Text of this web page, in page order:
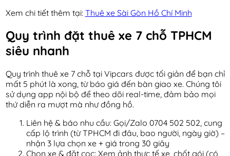
Xem chi tiết thêm tại: Thuê xe Sài Gòn Hồ Chí Minh
Quy trình đặt thuê xe 7 chỗ TPHCM
siêu nhanh
Quy trình thuê xe 7 chỗ tại Vipcars được tối giản để bạn chỉ
mất 5 phút là xong, từ báo giá đến bàn giao xe. Chúng tôi
sử dụng app nội bộ để theo dõi real-time, đảm bảo mọi
thứ diễn ra mượt mà như đồng hồ.
Liên hệ & báo nhu cầu: Gọi/Zalo 0704 502 502, cung
cấp lộ trình (từ TPHCM đi đâu, bao người, ngày giờ) –
nhận 3 lựa chọn xe + giá trong 30 giây
Chọn xe & đặt cọc: Xem ảnh thực tế xe, chốt gói (có